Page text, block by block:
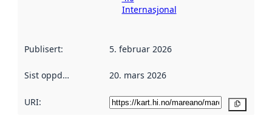
Internasjonal
Publisert: 5. februar 2026
Sist oppdatert 20. mars 2026
URI: